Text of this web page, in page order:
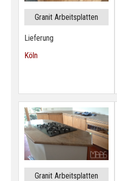
Granit Arbeitsplatten
Lieferung
Köln
Granit Arbeitsplatten